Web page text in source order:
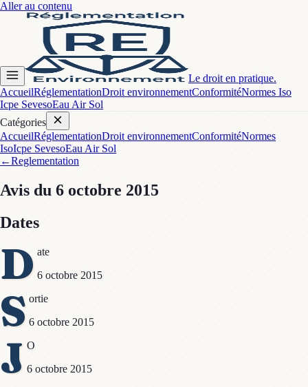
Aller au contenu
Le droit en pratique.
AccueilRéglementationDroit environnementConformitéNormes Iso
Icpe SevesoEau Air Sol
Catégories
AccueilRéglementationDroit environnementConformitéNormes
IsoIcpe SevesoEau Air Sol
←Reglementation
Avis du 6 octobre 2015
Dates
D ate
6 octobre 2015
S ortie
6 octobre 2015
J O
6 octobre 2015